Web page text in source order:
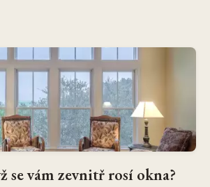
se vám zevnitř rosí okna?